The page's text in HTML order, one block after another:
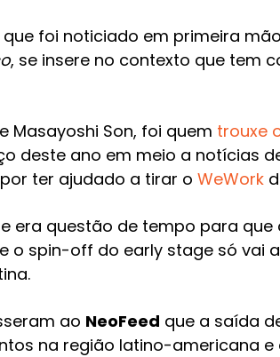
foi noticiado em primeira
, se insere no contexto que tem
Masayoshi Son, foi quem trouxe
deste ano em meio a notícias
ter ajudado a tirar o WeWork
era questão de tempo para
o spin-off do early stage só vai
ao NeoFeed que a saída
na região latino-americana